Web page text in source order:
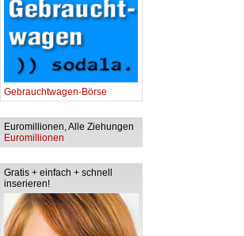
Gebrauchtwagen-Börse
Euromillionen, Alle Ziehungen
Euromillionen
Gratis + einfach + schnell
inserieren!